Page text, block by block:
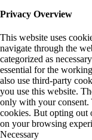
Privacy Overview
This website uses
navigate through the
categorized as
essential for the
also use third-party
you use this website.
only with your consent.
cookies. But opting out
on your browsing
Necessary